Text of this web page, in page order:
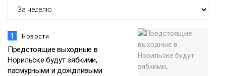
1 Новости
Предстоящие выходные в
Норильске будут зябкими,
пасмурными и дождливыми